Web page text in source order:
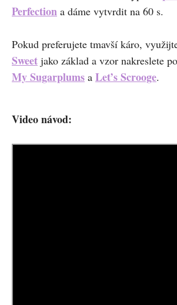
Perfection a dáme vytvrdit na 60 s.
Pokud preferujete tmavší káro,
Sweet jako základ a vzor nakreslete
My Sugarplums a Let’s Scrooge.
Video návod: